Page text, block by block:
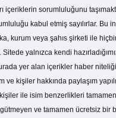
içeriklerin sorumluluğunu
kabul etmiş sayılırlar. Bu
kurum veya şahıs şirketi ile
Sitede yalnızca kendi
yer alan içerikler haber
ve kişiler hakkında paylaşım
ile isim benzerlikleri
ve tamamen ücretsiz bir